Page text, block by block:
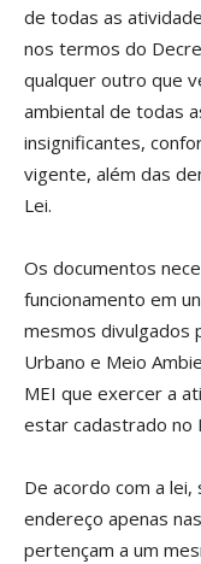
de todas as
nos termos do
qualquer outro que
ambiental de todas
insignificantes,
vigente, além das
Lei.
Os documentos
funcionamento em
mesmos divulgados
Urbano e Meio
MEI que exercer a
estar cadastrado no
De acordo com a
endereço apenas
pertençam a um